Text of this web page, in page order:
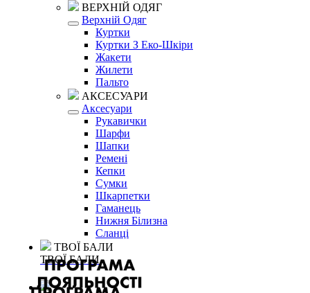
ВЕРХНІЙ ОДЯГ
Верхній Одяг
Куртки
Куртки З Еко-Шкіри
Жакети
Жилети
Пальто
АКСЕСУАРИ
Аксесуари
Рукавички
Шарфи
Шапки
Ремені
Кепки
Сумки
Шкарпетки
Гаманець
Нижня Білизна
Сланці
ТВОЇ БАЛИ
ТВОЇ БАЛИ